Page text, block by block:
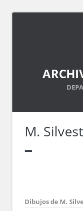
M.
Dibujos de M.